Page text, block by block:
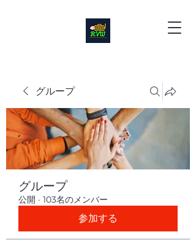
グループ
グループ
公開 · 103名のメンバー
参加する